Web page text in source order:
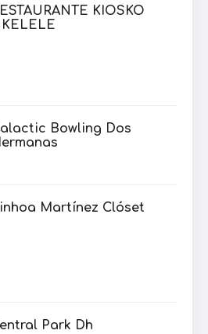
KIOSKO
Bowling Dos
Martínez Clóset
Park Dh